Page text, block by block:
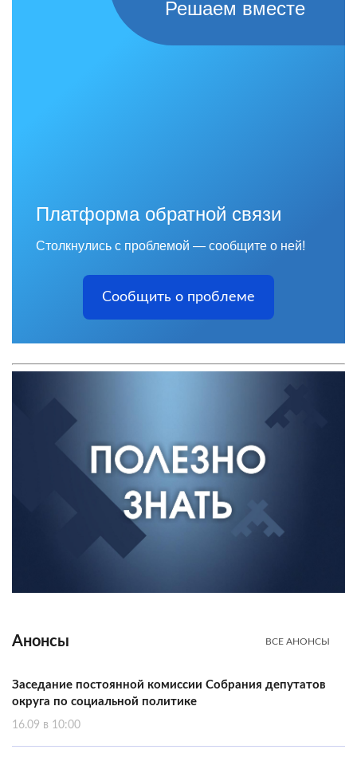
Решаем вместе
Платформа обратной связи
Столкнулись с проблемой — сообщите о ней!
Сообщить о проблеме
Анонсы ВСЕ АНОНСЫ
Заседание постоянной комиссии Собрания депутатов
округа по социальной политике
16.09 в 10:00